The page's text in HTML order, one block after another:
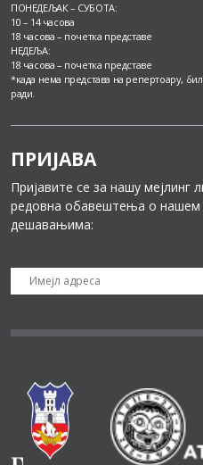
ПОНЕДЕЉАК – СУБОТА:
10 – 14 часова
18 часова – почетка представе
НЕДЕЉА:
18 часова – почетка представе
*када нема представа на репертоару,
ради.
ПРИЈАВА
Пријавите се за нашу мејлинг
редовна обавештења о нашем
дешавањима: